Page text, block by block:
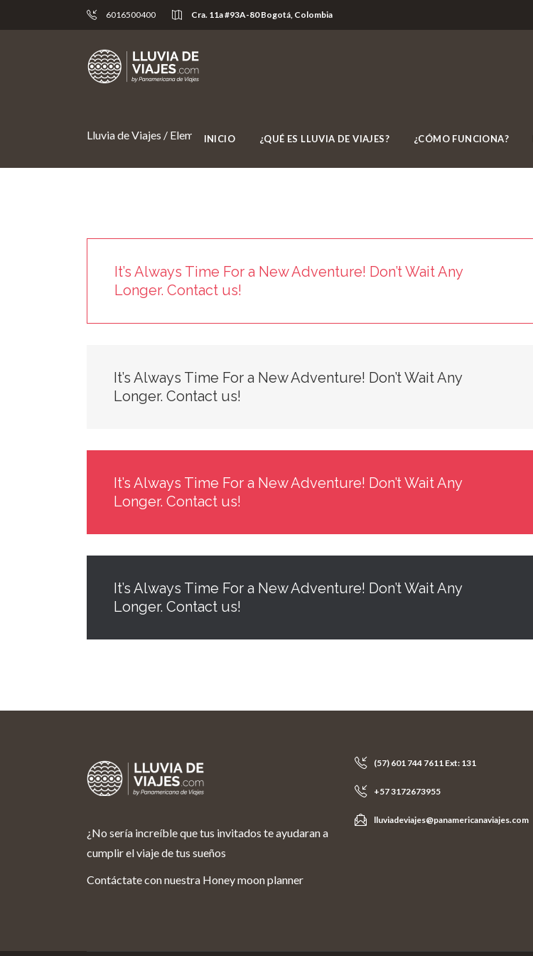
6016500400 Cra. 11a #93A-80 Bogotá, Colombia
INICIO ¿QUÉ ES LLUVIA DE VIAJES? ¿CÓMO FUNCIONA?
Lluvia de Viajes / Elements/Call To Action
It’s Always Time For a New Adventure! Don’t Wait Any
Longer. Contact us!
It’s Always Time For a New Adventure! Don’t Wait Any
Longer. Contact us!
It’s Always Time For a New Adventure! Don’t Wait Any
Longer. Contact us!
It’s Always Time For a New Adventure! Don’t Wait Any
Longer. Contact us!
¿No sería increíble que tus invitados te ayudaran a
cumplir el viaje de tus sueños
Contáctate con nuestra Honey moon planner
(57) 601 744 7611 Ext: 131
+57 3172673955
lluviadeviajes@panamericanaviajes.com